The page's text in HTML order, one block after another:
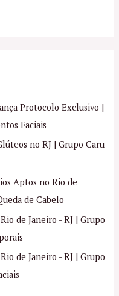
Protocolo Exclusivo |
Faciais
no RJ | Grupo Caru
Aptos no Rio de
de Cabelo
de Janeiro - RJ | Grupo
de Janeiro - RJ | Grupo